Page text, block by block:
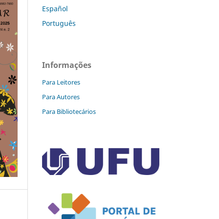
Español
Português
Informações
Para Leitores
Para Autores
Para Bibliotecários